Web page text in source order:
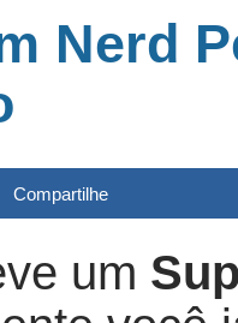
Nerd
Compartilhe
um